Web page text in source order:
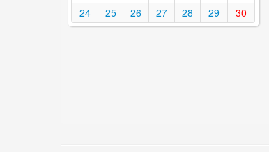
24
25 26 27 28 29 30